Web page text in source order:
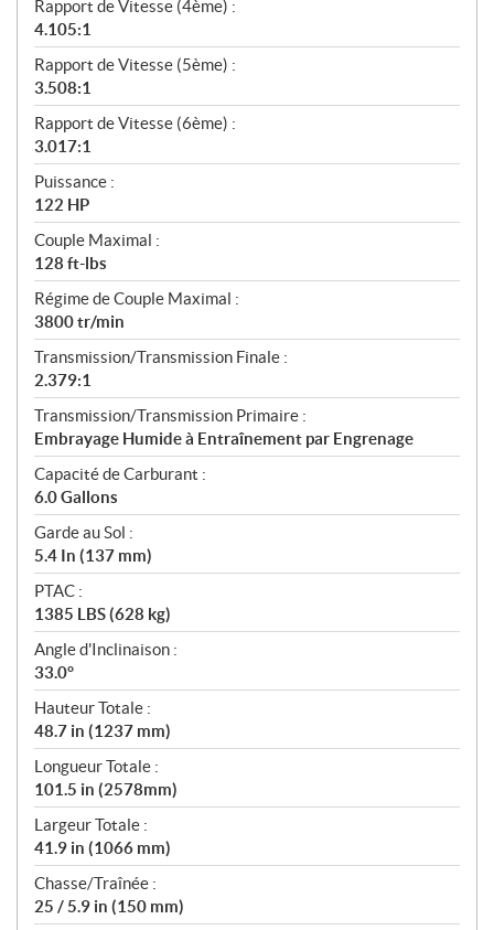
Rapport de Vitesse (4ème) :
4.105:1
Rapport de Vitesse (5ème) :
3.508:1
Rapport de Vitesse (6ème) :
3.017:1
Puissance :
122 HP
Couple Maximal :
128 ft-lbs
Régime de Couple Maximal :
3800 tr/min
Transmission/Transmission Finale :
2.379:1
Transmission/Transmission Primaire :
Embrayage Humide à Entraînement par Engrenage
Capacité de Carburant :
6.0 Gallons
Garde au Sol :
5.4 In (137 mm)
PTAC :
1385 LBS (628 kg)
Angle d'Inclinaison :
33.0°
Hauteur Totale :
48.7 in (1237 mm)
Longueur Totale :
101.5 in (2578mm)
Largeur Totale :
41.9 in (1066 mm)
Chasse/Traînée :
25 / 5.9 in (150 mm)